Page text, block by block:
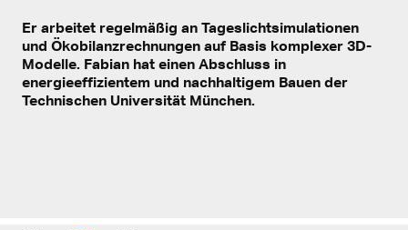
Er arbeitet regelmäßig an Tageslichtsimulationen
und Ökobilanzrechnungen auf Basis komplexer 3D-
Modelle. Fabian hat einen Abschluss in
energieeffizientem und nachhaltigem Bauen der
Technischen Universität München.